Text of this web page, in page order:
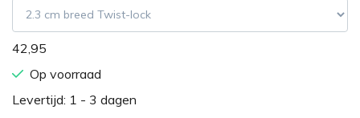
42,95
Op voorraad
Levertijd: 1 - 3 dagen